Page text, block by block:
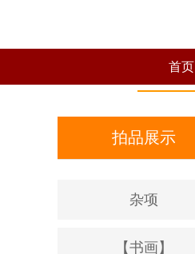
首页
拍品展示
杂项
【书画】